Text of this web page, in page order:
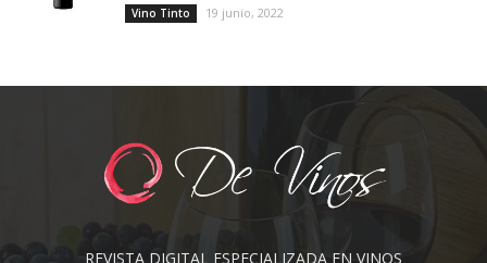
Vino Tinto 19 junio, 2022
REVISTA DIGITAL ESPECIALIZADA EN VINOS